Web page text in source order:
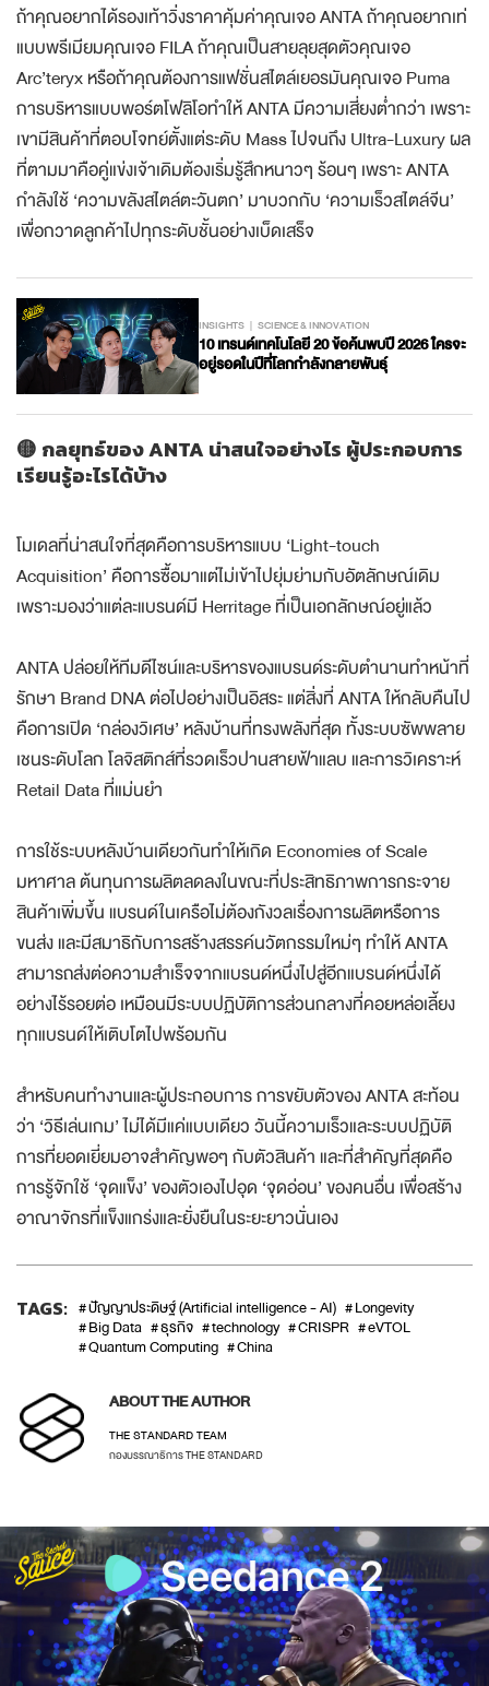
ถ้าคุณอยากได้รองเท้าวิ่งราคาคุ้มค่าคุณเจอ ANTA ถ้าคุณอยากเท่
แบบพรีเมียมคุณเจอ FILA ถ้าคุณเป็นสายลุยสุดตัวคุณเจอ
Arc’teryx หรือถ้าคุณต้องการแฟชั่นสไตล์เยอรมันคุณเจอ Puma
การบริหารแบบพอร์ตโฟลิโอทำให้ ANTA มีความเสี่ยงต่ำกว่า เพราะ
เขามีสินค้าที่ตอบโจทย์ตั้งแต่ระดับ Mass ไปจนถึง Ultra-Luxury ผล
ที่ตามมาคือคู่แข่งเจ้าเดิมต้องเริ่มรู้สึกหนาวๆ ร้อนๆ เพราะ ANTA
กำลังใช้ ‘ความขลังสไตล์ตะวันตก’ มาบวกกับ ‘ความเร็วสไตล์จีน’
เพื่อกวาดลูกค้าไปทุกระดับชั้นอย่างเบ็ดเสร็จ
INSIGHTS SCIENCE & INNOVATION
10 เทรนด์เทคโนโลยี 20 ข้อค้นพบปี 2026 ใครจะ
อยู่รอดในปีที่โลกกำลังกลายพันธุ์
🟡 กลยุทธ์ของ ANTA น่าสนใจอย่างไร ผู้ประกอบการ
เรียนรู้อะไรได้บ้าง
โมเดลที่น่าสนใจที่สุดคือการบริหารแบบ ‘Light-touch
Acquisition’ คือการซื้อมาแต่ไม่เข้าไปยุ่มย่ามกับอัตลักษณ์เดิม
เพราะมองว่าแต่ละแบรนด์มี Herritage ที่เป็นเอกลักษณ์อยู่แล้ว
ANTA ปล่อยให้ทีมดีไซน์และบริหารของแบรนด์ระดับตำนานทำหน้าที่
รักษา Brand DNA ต่อไปอย่างเป็นอิสระ แต่สิ่งที่ ANTA ให้กลับคืนไป
คือการเปิด ‘กล่องวิเศษ’ หลังบ้านที่ทรงพลังที่สุด ทั้งระบบซัพพลาย
เชนระดับโลก โลจิสติกส์ที่รวดเร็วปานสายฟ้าแลบ และการวิเคราะห์
Retail Data ที่แม่นยำ
การใช้ระบบหลังบ้านเดียวกันทำให้เกิด Economies of Scale
มหาศาล ต้นทุนการผลิตลดลงในขณะที่ประสิทธิภาพการกระจาย
สินค้าเพิ่มขึ้น แบรนด์ในเครือไม่ต้องกังวลเรื่องการผลิตหรือการ
ขนส่ง และมีสมาธิกับการสร้างสรรค์นวัตกรรมใหม่ๆ ทำให้ ANTA
สามารถส่งต่อความสำเร็จจากแบรนด์หนึ่งไปสู่อีกแบรนด์หนึ่งได้
อย่างไร้รอยต่อ เหมือนมีระบบปฏิบัติการส่วนกลางที่คอยหล่อเลี้ยง
ทุกแบรนด์ให้เติบโตไปพร้อมกัน
สำหรับคนทำงานและผู้ประกอบการ การขยับตัวของ ANTA สะท้อน
ว่า ‘วิธีเล่นเกม’ ไม่ได้มีแค่แบบเดียว วันนี้ความเร็วและระบบปฏิบัติ
การที่ยอดเยี่ยมอาจสำคัญพอๆ กับตัวสินค้า และที่สำคัญที่สุดคือ
การรู้จักใช้ ‘จุดแข็ง’ ของตัวเองไปอุด ‘จุดอ่อน’ ของคนอื่น เพื่อสร้าง
อาณาจักรที่แข็งแกร่งและยั่งยืนในระยะยาวนั่นเอง
TAGS: ปัญญาประดิษฐ์ (Artificial intelligence - AI)
Longevity
Big Data
ธุรกิจ technology CRISPR
eVTOL
Quantum Computing
China
ABOUT THE AUTHOR
THE STANDARD TEAM
กองบรรณาธิการ THE STANDARD